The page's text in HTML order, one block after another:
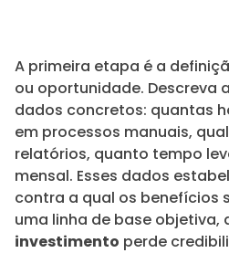
A primeira etapa é a
ou oportunidade. Descreva
dados concretos: quantas
em processos manuais,
relatórios, quanto tempo
mensal. Esses dados
contra a qual os benefícios
uma linha de base objetiva,
investimento perde